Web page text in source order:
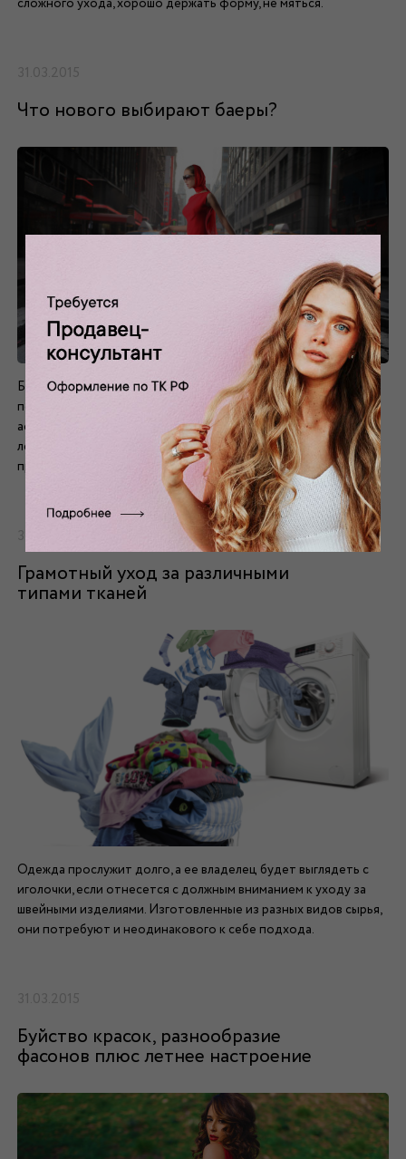
31.03.2015
Что нового выбирают баеры?
Баеры – наиболее сведущие люди в тенденциях новых
переплетений и текстур, устойчивого спроса на тканевый
ассортимент, в мониторинге предпочтений современной
легкой промышленности, в частности, швейного
производства.
31.03.2015
Грамотный уход за различными
типами тканей
Одежда прослужит долго, а ее владелец будет выглядеть с
иголочки, если отнесется с должным вниманием к уходу за
швейными изделиями. Изготовленные из разных видов сырья,
они потребуют и неодинакового к себе подхода.
31.03.2015
Буйство красок, разнообразие
фасонов плюс летнее настроение